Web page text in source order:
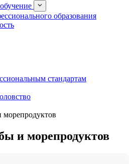
образования
стандартам
и морепродуктов